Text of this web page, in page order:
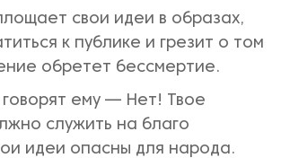
свои идеи в образах,
к публике и грезит о том
обретет бессмертие.
ему — Нет! Твое
служить на благо
идеи опасны для народа.